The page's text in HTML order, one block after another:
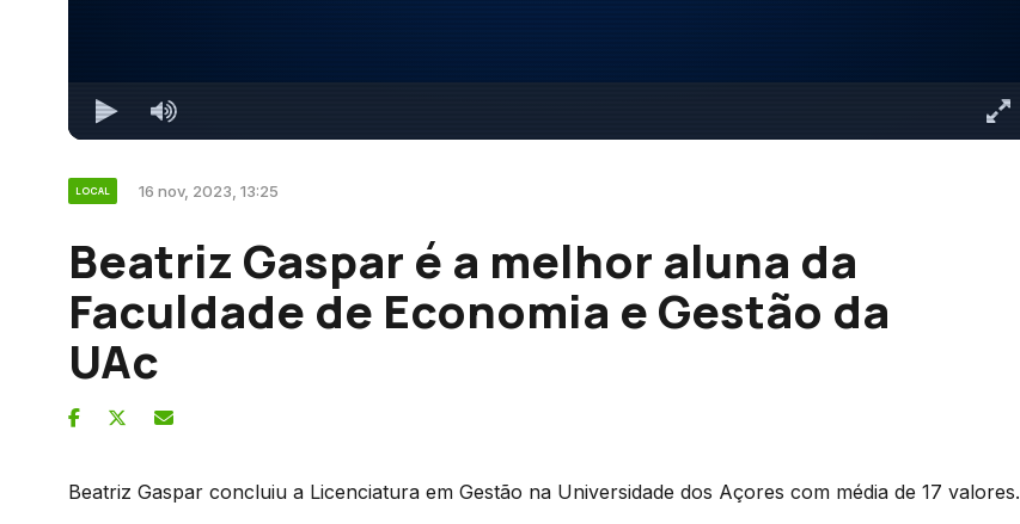
LOCAL 16 nov, 2023, 13:25
Beatriz Gaspar é a melhor aluna da
Faculdade de Economia e Gestão da
UAc
Beatriz Gaspar concluiu a Licenciatura em Gestão na Universidade dos Açores com média de 17 valores.